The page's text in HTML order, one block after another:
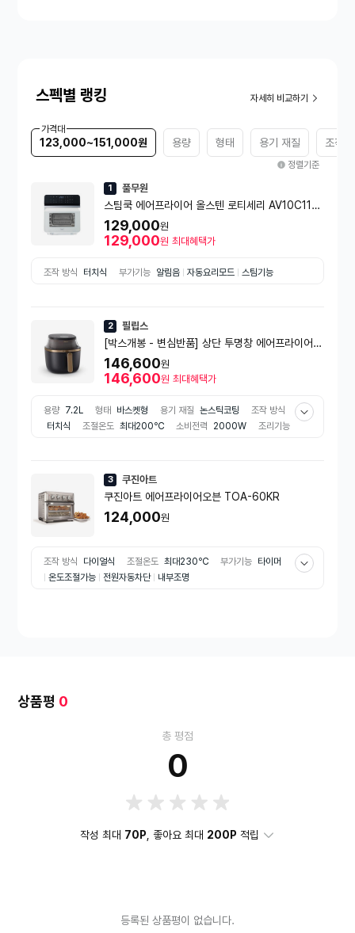
스펙별 랭킹 자세히 비교하기
가격대
123,000~151,000원 용량 형태 용기 재질 조작
정렬기준
1 풀무원
스팀쿡 에어프라이어 올스텐 로티세리 AV10C11W
A
129,000원
129,000원 최대혜택가
조작 방식 터치식 부가기능 알림음 자동요리모드 스팀기능
2 필립스
[박스개봉 - 변심반품] 상단 투명창 에어프라이어
7.2L_NA342/00
146,600원
146,600원 최대혜택가
용량 7.2L 형태 바스켓형 용기 재질 논스틱코팅
조작 방식
터치식
조절온도 최대200℃ 소비전력 2000W
조리기능
3 쿠진아트
쿠진아트 에어프라이어오븐 TOA-60KR
124,000원
조작 방식 다이얼식 조절온도 최대230℃ 부가기능 타이머
온도조절가능
전원자동차단 내부조명
상품평 0
총 평점
0
작성 최대 70P , 좋아요 최대 200P 적립
등록된 상품평이 없습니다.